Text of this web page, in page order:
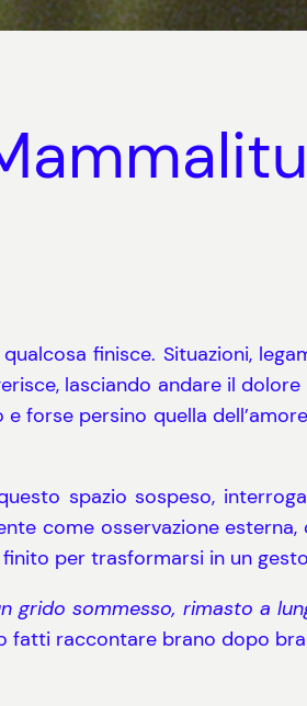
finisce. Situazioni,
lasciando andare il
forse persino quella
spazio sospeso,
come osservazione
per trasformarsi in un
grido sommesso, rimasto a
fatti raccontare brano dopo